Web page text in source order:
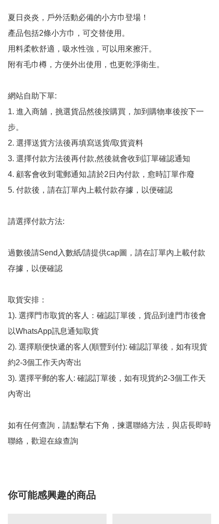
夏日炎炎，戶外活動必備的小方巾登場！
產品包括2條小方巾，可交替使用。
用料柔軟舒適，吸水性強，可以用來擦汗。
附有毛巾樽，方便外出使用，也更乾淨衛生。
網站自助下單:
1. 進入商舖，挑選貨品然後按購買，加到購物車後按下一
步。
2. 選擇送貨方法後再填寫送貨/取貨資料
3. 選擇付款方法後再付款,然後就會收到訂單確認通知
4. 顧客會收到電郵通知,請於2日內付款，愈時訂單作廢
5. 付款後，請在訂單內上載付款存據，以便確認
請選擇付款方法:
過數後請Send入數紙/請提供cap圖，請在訂單內上載付款
存據，以便確認
取貨安排：
1). 選擇門市取貨的客人：確認訂單後，貨品到達門市後會
以WhatsApp訊息通知取貨
2). 選擇順便快遞的客人(順豐到付): 確認訂單後，如有現貨
約2-3個工作天內寄出
3). 選擇平郵的客人: 確認訂單後，如有現貨約2-3個工作天
內寄出
如有任何查詢，請點擊右下角，揀選聯絡方法，與店長即時
聯絡，歡迎在線查詢
你可能感興趣的商品